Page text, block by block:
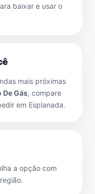
baixar e usar o
mais próximas
De Gás, compare
em Esplanada.
a opção com